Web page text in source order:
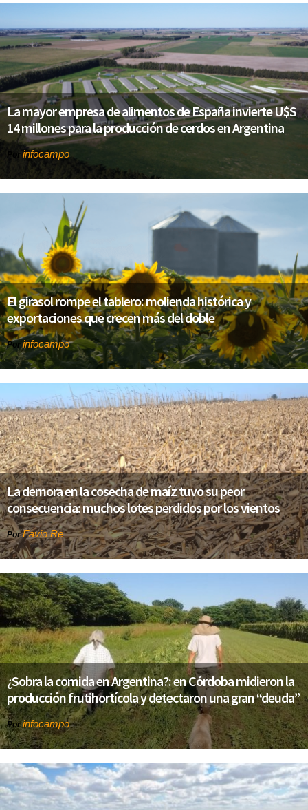
La mayor empresa de alimentos de España invierte U$S
14 millones para la producción de cerdos en Argentina
Por infocampo
El girasol rompe el tablero: molienda histórica y
exportaciones que crecen más del doble
Porinfocampo
La demora en la cosecha de maíz tuvo su peor
consecuencia: muchos lotes perdidos por los vientos
PorFavio Re
¿Sobra la comida en Argentina?: en Córdoba midieron la
producción frutihortícola y detectaron una gran “deuda”
Porinfocampo